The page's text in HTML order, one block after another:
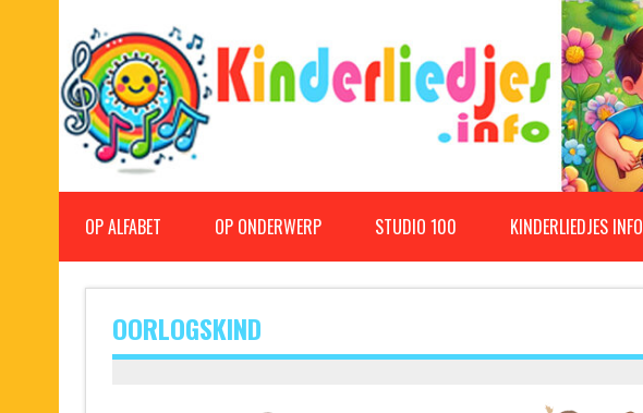
Kinderliedjes
OP ALFABET OP ONDERWERP STUDIO 100 KINDERLIEDJES INFO
OORLOGSKIND